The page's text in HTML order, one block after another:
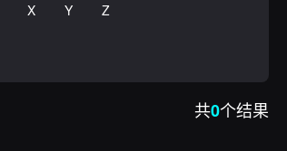
X Y
Z
共0个结果